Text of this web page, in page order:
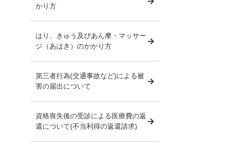
かり方
はり、きゅう及びあん摩・マッサー
ジ（あはき）のかかり方
第三者行為(交通事故など)による被
害の届出について
資格喪失後の受診による医療費の返
還について(不当利得の返還請求)